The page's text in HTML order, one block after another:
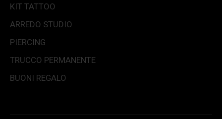
KIT TATTOO
ARREDO STUDIO
PIERCING
TRUCCO PERMANENTE
BUONI REGALO